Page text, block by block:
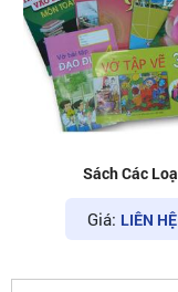
Sách
Giá: LIÊN HỆ